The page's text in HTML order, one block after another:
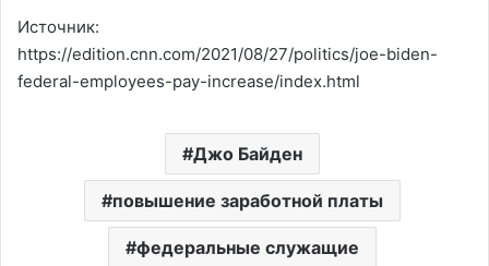
Источник:
https://edition.cnn.com/2021/08/27/politics/joe-biden-
federal-employees-pay-increase/index.html
Джо Байден
повышение заработной платы
федеральные служащие